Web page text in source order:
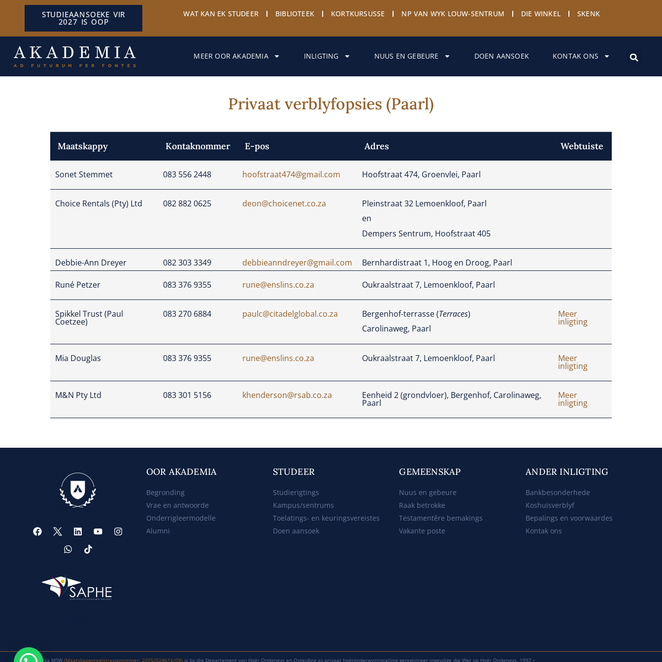
STUDIEAANSOEKE VIR
2027 IS OOP
WAT KAN EK STUDEER BIBLIOTEEK KORTKURSUSSE NP VAN WYK LOUW-SENTRUM DIE WINKEL SKENK
MEER OOR AKADEMIA INLIGTING NUUS EN GEBEURE DOEN AANSOEK KONTAK ONS
Privaat verblyfopsies (Paarl)
Maatskappy Kontaknommer E-pos Adres Webtuiste
Sonet Stemmet 083 556 2448 hoofstraat474@gmail.com Hoofstraat 474, Groenvlei, Paarl
Choice Rentals (Pty) Ltd 082 882 0625 deon@choicenet.co.za
Pleinstraat 32 Lemoenkloof, Paarl
en
Dempers Sentrum, Hoofstraat 405
Debbie-Ann Dreyer 082 303 3349 debbieanndreyer@gmail.com Bernhardistraat 1, Hoog en Droog, Paarl
Runé Petzer 083 376 9355 rune@enslins.co.za Oukraalstraat 7, Lemoenkloof, Paarl
Spikkel Trust (Paul
Coetzee)
083 270 6884 paulc@citadelglobal.co.za Bergenhof-terrasse (Terraces)
Carolinaweg, Paarl
Meer
inligting
Mia Douglas 083 376 9355 rune@enslins.co.za Oukraalstraat 7, Lemoenkloof, Paarl Meer
inligting
M&N Pty Ltd 083 301 5156 khenderson@rsab.co.za Eenheid 2 (grondvloer), Bergenhof, Carolinaweg,
Paarl
Meer
inligting
OOR AKADEMIA
Begronding
Vrae en antwoorde
Onderrigleermodelle
Alumni
STUDEER
Studierigtings
Kampus/sentrums
Toelatings- en keuringsvereistes
Doen aansoek
GEMEENSKAP
Nuus en gebeure
Raak betrokke
Testamentêre bemakings
Vakante poste
ANDER INLIGTING
Bankbesonderhede
Koshuisverblyf
Bepalings en voorwaardes
Kontak ons
Akademia MSW (Maatskappyregistrasienommer: 2005/024616/08) is by die Departement van Hoër Onderwys en Opleiding as privaat hoëronderwysinstelling geregistreer ingevolge die Wet op Hoër Onderwys, 1997 •